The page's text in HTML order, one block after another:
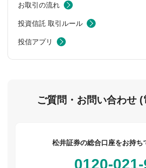
お取引の流れ
投資信託 取引ルール
投信アプリ
ご質問・お問い合わせ (
松井証券の総合口座をお持ち
0120-